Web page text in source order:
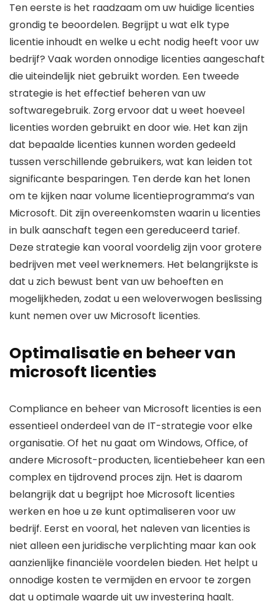
Ten eerste is het raadzaam om uw huidige licenties
grondig te beoordelen. Begrijpt u wat elk type
licentie inhoudt en welke u echt nodig heeft voor uw
bedrijf? Vaak worden onnodige licenties aangeschaft
die uiteindelijk niet gebruikt worden. Een tweede
strategie is het effectief beheren van uw
softwaregebruik. Zorg ervoor dat u weet hoeveel
licenties worden gebruikt en door wie. Het kan zijn
dat bepaalde licenties kunnen worden gedeeld
tussen verschillende gebruikers, wat kan leiden tot
significante besparingen. Ten derde kan het lonen
om te kijken naar volume licentieprogramma’s van
Microsoft. Dit zijn overeenkomsten waarin u licenties
in bulk aanschaft tegen een gereduceerd tarief.
Deze strategie kan vooral voordelig zijn voor grotere
bedrijven met veel werknemers. Het belangrijkste is
dat u zich bewust bent van uw behoeften en
mogelijkheden, zodat u een weloverwogen beslissing
kunt nemen over uw Microsoft licenties.
Optimalisatie en beheer van
microsoft licenties
Compliance en beheer van Microsoft licenties is een
essentieel onderdeel van de IT-strategie voor elke
organisatie. Of het nu gaat om Windows, Office, of
andere Microsoft-producten, licentiebeheer kan een
complex en tijdrovend proces zijn. Het is daarom
belangrijk dat u begrijpt hoe Microsoft licenties
werken en hoe u ze kunt optimaliseren voor uw
bedrijf. Eerst en vooral, het naleven van licenties is
niet alleen een juridische verplichting maar kan ook
aanzienlijke financiële voordelen bieden. Het helpt u
onnodige kosten te vermijden en ervoor te zorgen
dat u optimale waarde uit uw investering haalt.